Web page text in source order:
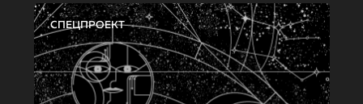
СПЕЦПРОЕКТ